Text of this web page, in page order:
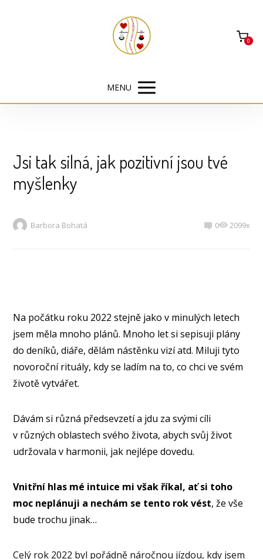
0
MENU
Jsi tak silná, jak pozitivní jsou tvé
myšlenky
Barbora Bohatá 0 2099x
Na počátku roku 2022 stejně jako v minulých letech
jsem měla mnoho plánů. Mnoho let si sepisuji plány
do deníků, diáře, dělám nástěnku vizí atd. Miluji tyto
novoroční rituály, kdy se ladím na to, co chci ve svém
životě vytvářet.
Dávám si různá předsevzetí a jdu za svými cíli
v různých oblastech svého života, abych svůj život
udržovala v harmonii, jak nejlépe dovedu.
Vnitřní hlas mé intuice mi však říkal, ať si toho
moc neplánuji a nechám se tento rok vést, že vše
bude trochu jinak…
Celý rok 2022 byl pořádně náročnou jízdou, kdy jsem